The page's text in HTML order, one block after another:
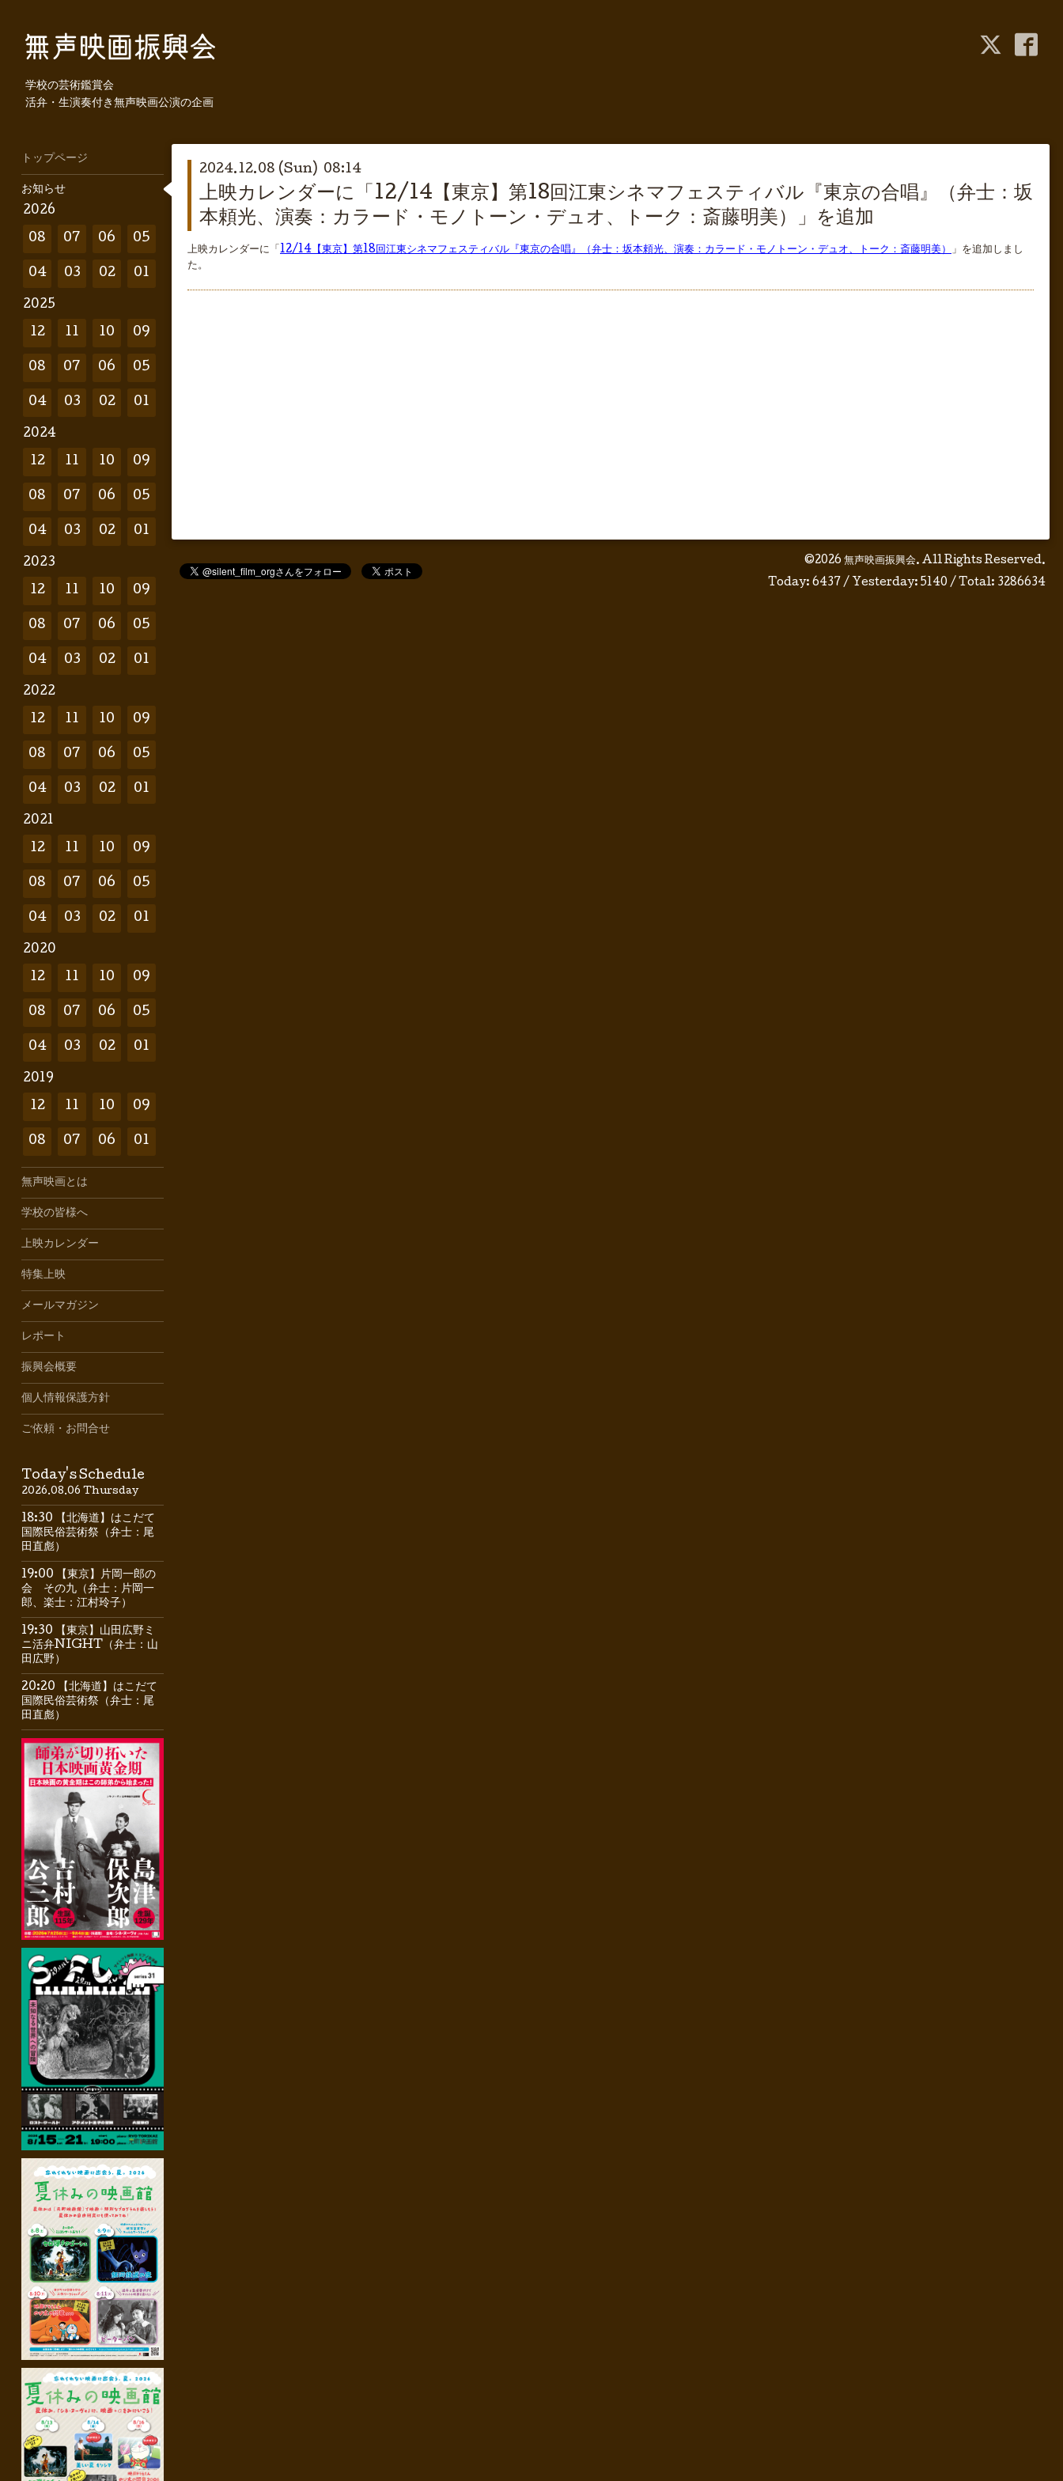
学校の芸術鑑賞会
活弁・生演奏付き無声映画公演の企画
2024.12.08 (Sun) 08:14
上映カレンダーに「12/14【東京】第18回江東シネマフェスティバル『東京の合唱』（弁士：坂
本頼光、演奏：カラード・モノトーン・デュオ、トーク：斎藤明美）」を追加
上映カレンダーに「 12/14【東京】第18回江東シネマフェスティバル『東京の合唱』（弁士：坂本頼光、演奏：カラード・モノトーン・デュオ、トーク：斎藤明美） 」を追加しまし
た。
©2026 無声映画振興会. All Rights Reserved.
Today: 6437 / Yesterday: 5140 / Total: 3286634
トップページ
お知らせ
2026
08 07 06 05
04 03 02 01
2025
12 11 10 09
08 07 06 05
04 03 02 01
2024
12 11 10 09
08 07 06 05
04 03 02 01
2023
12 11 10 09
08 07 06 05
04 03 02 01
2022
12 11 10 09
08 07 06 05
04 03 02 01
2021
12 11 10 09
08 07 06 05
04 03 02 01
2020
12 11 10 09
08 07 06 05
04 03 02 01
2019
12 11 10 09
08 07 06 01
無声映画とは
学校の皆様へ
上映カレンダー
特集上映
メールマガジン
レポート
振興会概要
個人情報保護方針
ご依頼・お問合せ
Today's Schedule
2026.08.06 Thursday
18:30 【北海道】はこだて
国際民俗芸術祭（弁士：尾
田直彪）
19:00 【東京】片岡一郎の
会 その九（弁士：片岡一
郎、楽士：江村玲子）
19:30 【東京】山田広野ミ
ニ活弁NIGHT（弁士：山
田広野）
20:20 【北海道】はこだて
国際民俗芸術祭（弁士：尾
田直彪）